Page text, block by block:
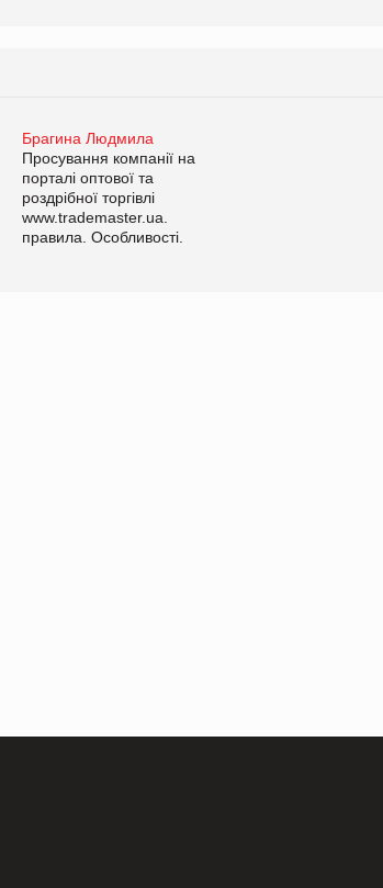
Брагина Людмила
Просування компанії на
порталі оптової та
роздрібної торгівлі
www.trademaster.ua.
правила. Особливості.